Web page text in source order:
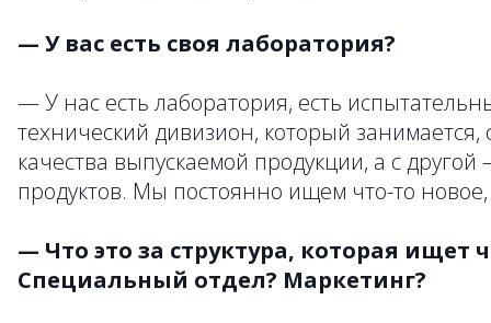
— У вас есть своя лаборатория?
— У нас есть лаборатория, есть
технический дивизион, который
качества выпускаемой продукции, а с
продуктов. Мы постоянно ищем что-то
— Что это за структура, которая ищет
Специальный отдел? Маркетинг?